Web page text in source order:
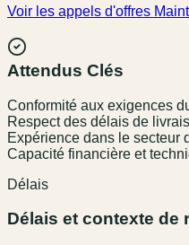
Voir les appels d'offres
Attendus Clés
Conformité aux exigences
Respect des délais de
Expérience dans le secteur
Capacité financière et
Délais
Délais et contexte de